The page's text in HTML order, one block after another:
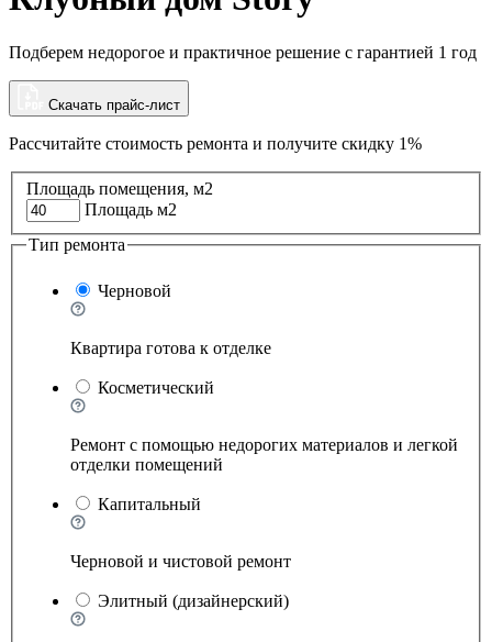
Подберем недорогое и практичное решение с гарантией 1 год
Скачать прайс-лист
Рассчитайте стоимость ремонта и получите скидку 1%
Площадь помещения, м2
Площадь м2
Тип ремонта
Черновой
Квартира готова к отделке
Косметический
Ремонт с помощью недорогих материалов и легкой
отделки помещений
Капитальный
Черновой и чистовой ремонт
Элитный (дизайнерский)